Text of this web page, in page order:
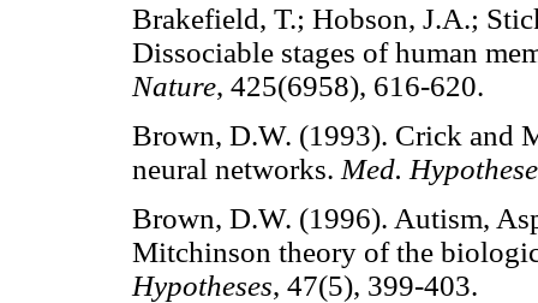
Brakefield, T.; Hobson, J.A.;
Dissociable stages of human
Nature, 425(6958), 616-
Brown, D.W. (1993). Crick and
neural networks. Med.
Brown, D.W. (1996). Autism,
Mitchinson theory of the
Hypotheses, 47(5), 399-